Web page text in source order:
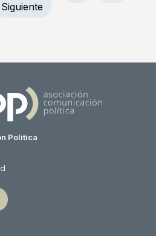
Siguiente
Politica